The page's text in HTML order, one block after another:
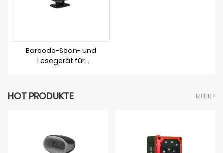
Barcode-Scan- und
Lesegerät für
HOT PRODUKTE MEHR >